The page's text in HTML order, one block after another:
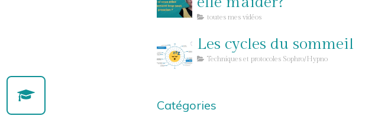
toutes mes vidéos
Les cycles du sommeil
Techniques et protocoles Sophro/Hypno
Catégories